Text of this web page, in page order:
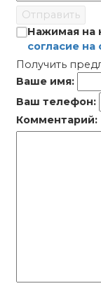
Отправить
Нажимая на
согласие
Получить
Ваше имя:
Ваш телефон:
Комментарий: